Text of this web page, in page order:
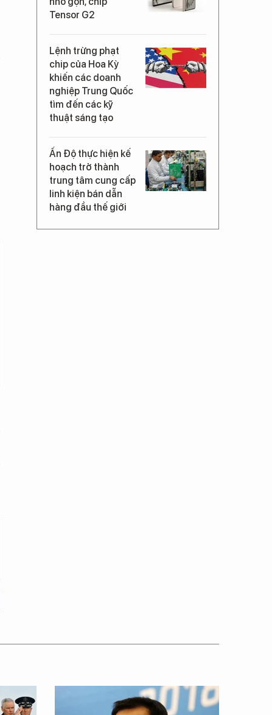
Tensor G2
Lệnh trừng phạt
chip của Hoa Kỳ
khiến các doanh
nghiệp Trung Quốc
tìm đến các kỹ
thuật sáng tạo
Ấn Độ thực hiện kế
hoạch trở thành
trung tâm cung cấp
linh kiện bán dẫn
hàng đầu thế giới